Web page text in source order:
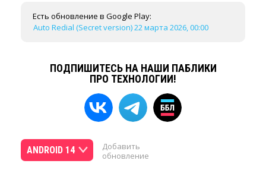
Есть обновление в Google Play:
Auto Redial (Secret version) 22 марта 2026, 00:00
ПОДПИШИТЕСЬ НА НАШИ ПАБЛИКИ
ПРО ТЕХНОЛОГИИ!
ANDROID 14
Добавить
обновление